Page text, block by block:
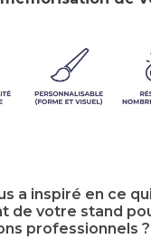
a inspiré en ce
de votre stand
professionnels ?